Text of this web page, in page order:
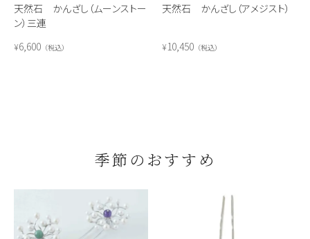
天然石 かんざし（ムーンストー
ン）三連
¥6,600 税込
天然石 かんざし（アメジスト）
¥10,450 税込
季節のおすすめ